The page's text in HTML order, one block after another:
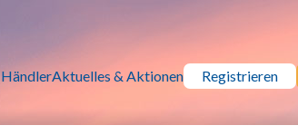
HändlerAktuelles & Aktionen Registrieren